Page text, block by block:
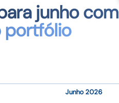
junho com
portfólio
Junho 2026